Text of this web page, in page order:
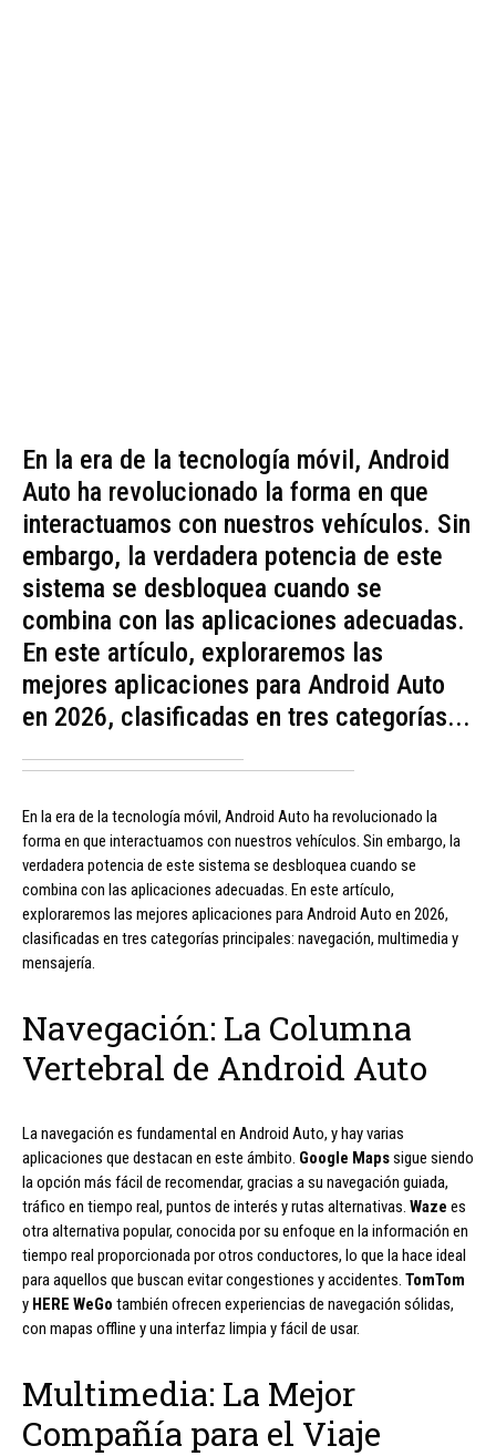
En la era de la tecnología móvil, Android
Auto ha revolucionado la forma en que
interactuamos con nuestros vehículos. Sin
embargo, la verdadera potencia de este
sistema se desbloquea cuando se
combina con las aplicaciones adecuadas.
En este artículo, exploraremos las
mejores aplicaciones para Android Auto
en 2026, clasificadas en tres categorías...
En la era de la tecnología móvil, Android Auto ha revolucionado la
forma en que interactuamos con nuestros vehículos. Sin embargo, la
verdadera potencia de este sistema se desbloquea cuando se
combina con las aplicaciones adecuadas. En este artículo,
exploraremos las mejores aplicaciones para Android Auto en 2026,
clasificadas en tres categorías principales: navegación, multimedia y
mensajería.
Navegación: La Columna
Vertebral de Android Auto
La navegación es fundamental en Android Auto, y hay varias
aplicaciones que destacan en este ámbito. Google Mapssigue siendo
la opción más fácil de recomendar, gracias a su navegación guiada,
tráfico en tiempo real, puntos de interés y rutas alternativas. Waze es
otra alternativa popular, conocida por su enfoque en la información en
tiempo real proporcionada por otros conductores, lo que la hace ideal
para aquellos que buscan evitar congestiones y accidentes. TomTom
y HERE WeGo también ofrecen experiencias de navegación sólidas,
con mapas offline y una interfaz limpia y fácil de usar.
Multimedia: La Mejor
Compañía para el Viaje